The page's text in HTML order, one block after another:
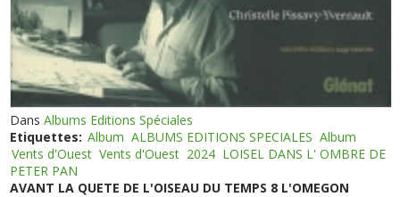
DansAlbums Editions Spéciales
Etiquettes: Album ALBUMS EDITIONS SPECIALES Album
Vents d'Ouest Vents d'Ouest 2024 LOISEL DANS L' OMBRE DE
PETER PAN
AVANT LA QUETE DE L'OISEAU DU TEMPS 8 L'OMEGON